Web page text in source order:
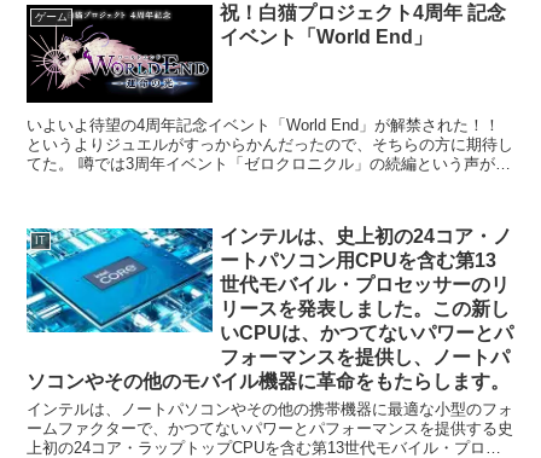
ゲーム
祝！白猫プロジェクト4周年 記念
イベント「World End」
いよいよ待望の4周年記念イベント「World End」が解禁された！！
というよりジュエルがすっからかんだったので、そちらの方に期待し
てた。 噂では3周年イベント「ゼロクロニクル」の続編という声が多
IT
インテルは、史上初の24コア・ノ
ートパソコン用CPUを含む第13
世代モバイル・プロセッサーのリ
リースを発表しました。この新し
いCPUは、かつてないパワーとパ
フォーマンスを提供し、ノートパ
ソコンやその他のモバイル機器に革命をもたらします。
インテルは、ノートパソコンやその他の携帯機器に最適な小型のフォ
ームファクターで、かつてないパワーとパフォーマンスを提供する史
上初の24コア・ラップトップCPUを含む第13世代モバイル・プロセ